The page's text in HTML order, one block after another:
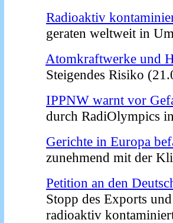
Radioaktiv
geraten weltweit in
Atomkraftwerke und
Steigendes Risiko
IPPNW warnt vor
durch RadiOlympics in
Gerichte in Europa
zunehmend mit der
Petition an den
Stopp des Exports und
radioaktiv